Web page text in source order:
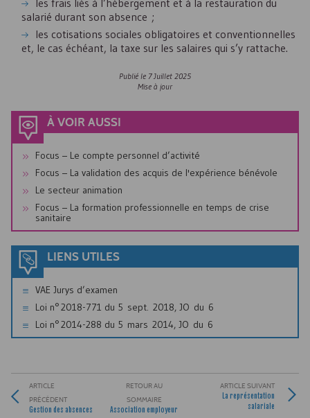
les frais liés à l’hébergement et à la restauration du
salarié durant son absence ;
les cotisations sociales obligatoires et conventionnelles
et, le cas échéant, la taxe sur les salaires qui s’y rattache.
Publié le 7 Juillet 2025
Mise à jour
À VOIR AUSSI
Focus – Le compte personnel d’activité
Focus – La validation des acquis de l'expérience bénévole
Le secteur animation
Focus – La formation professionnelle en temps de crise
sanitaire
LIENS UTILES
VAE Jurys d’examen
Loi n° 2018-771 du 5 sept. 2018, JO du 6
Loi n° 2014-288 du 5 mars 2014, JO du 6
ARTICLE
PRÉCÉDENT
Gestion des absences
RETOUR AU
SOMMAIRE
Association employeur
ARTICLE SUIVANT
La représentation
salariale